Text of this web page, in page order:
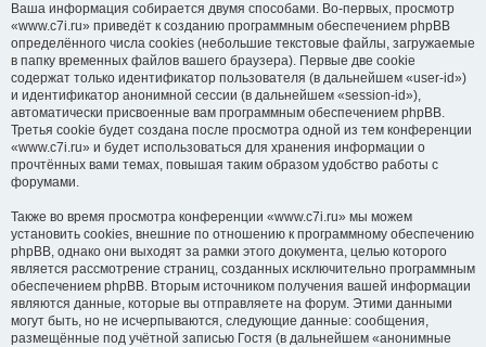
Ваша информация собирается двумя способами. Во-первых, просмотр
«www.c7i.ru» приведёт к созданию программным обеспечением phpBB
определённого числа cookies (небольшие текстовые файлы, загружаемые
в папку временных файлов вашего браузера). Первые две cookie
содержат только идентификатор пользователя (в дальнейшем «user-id»)
и идентификатор анонимной сессии (в дальнейшем «session-id»),
автоматически присвоенные вам программным обеспечением phpBB.
Третья cookie будет создана после просмотра одной из тем конференции
«www.c7i.ru» и будет использоваться для хранения информации о
прочтённых вами темах, повышая таким образом удобство работы с
форумами.
Также во время просмотра конференции «www.c7i.ru» мы можем
установить cookies, внешние по отношению к программному обеспечению
phpBB, однако они выходят за рамки этого документа, целью которого
является рассмотрение страниц, созданных исключительно программным
обеспечением phpBB. Вторым источником получения вашей информации
являются данные, которые вы отправляете на форум. Этими данными
могут быть, но не исчерпываются, следующие данные: сообщения,
размещённые под учётной записью Гостя (в дальнейшем «анонимные